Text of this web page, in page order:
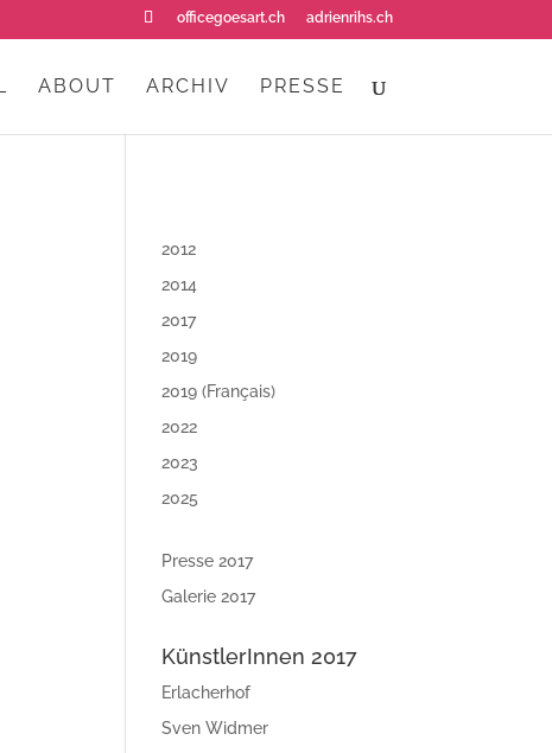
officegoesart.ch adrienrihs.ch
ABOUT ARCHIV PRESSE
2012
2014
2017
2019
2019 (Français)
2022
2023
2025
Presse 2017
Galerie 2017
KünstlerInnen 2017
Erlacherhof
Sven Widmer